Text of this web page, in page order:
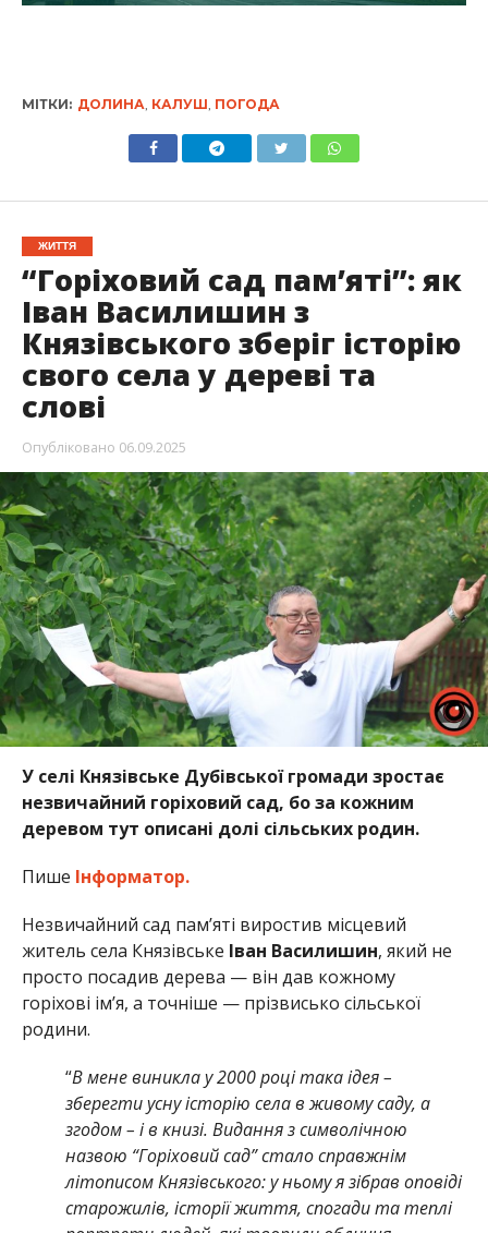
МІТКИ: ДОЛИНА КАЛУШ ПОГОДА
ЖИТТЯ
“Горіховий сад пам’яті”: як
Іван Василишин з
Князівського зберіг історію
свого села у дереві та
слові
Опубліковано 06.09.2025
У селі Князівське Дубівської громади зростає
незвичайний горіховий сад, бо за кожним
деревом тут описані долі сільських родин.
Пише Інформатор.
Незвичайний сад пам’яті виростив місцевий
житель села Князівське Іван Василишин, який не
просто посадив дерева — він дав кожному
горіхові ім’я, а точніше — прізвисько сільської
родини.
“В мене виникла у 2000 році така ідея –
зберегти усну історію села в живому саду, а
згодом – і в книзі. Видання з символічною
назвою “Горіховий сад” стало справжнім
літописом Князівського: у ньому я зібрав оповіді
старожилів, історії життя, спогади та теплі